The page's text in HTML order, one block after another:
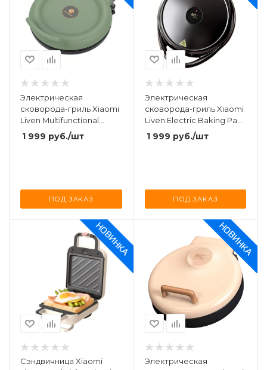
Электрическая
сковорода-гриль Xiaomi
Liven Multifunctional
Baking Pan 1200W (LR-
J2609) Green
1 999 руб./шт
ПОД ЗАКАЗ
Электрическая
сковорода-гриль Xiaomi
Liven Electric Baking Pan
1500W (LR-J3119) Black
1 999 руб./шт
ПОД ЗАКАЗ
Сэндвичница Xiaomi
Электрическая